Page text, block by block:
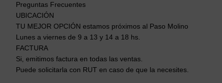
c
i
r
E
s
p
Preguntas Frecuentes
UBICACIÓN
TU MEJOR OPCIÓN estamos próximos al Paso Molino
Lunes a viernes de 9 a 13 y 14 a 18 hs.
FACTURA
Si, emitimos factura en todas las ventas.
Puede solicitarla con RUT en caso de que la necesites.